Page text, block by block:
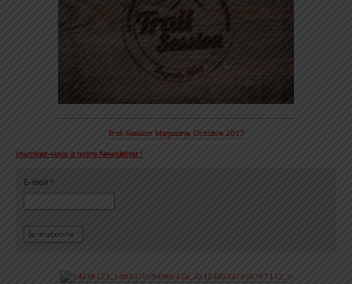
Trail Session Magazine, Octobre 2017
Inscrivez-vous à notre Newsletter !
E-mail *